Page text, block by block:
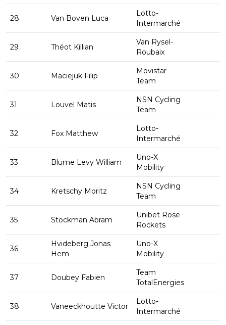
28 Van Boven Luca
Lotto-
Intermarché
29 Théot Killian
Van Rysel-
Roubaix
30 Maciejuk Filip
Movistar
Team
31 Louvel Matis
NSN Cycling
Team
32 Fox Matthew
Lotto-
Intermarché
33 Blume Levy William
Uno-X
Mobility
34 Kretschy Moritz
NSN Cycling
Team
35 Stockman Abram
Unibet Rose
Rockets
36
Hvideberg Jonas
Hem
Uno-X
Mobility
37 Doubey Fabien
Team
TotalEnergies
38 Vaneeckhoutte Victor
Lotto-
Intermarché